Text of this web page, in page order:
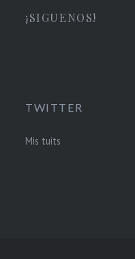
¡SIGUENOS!
TWITTER
Mis tuits